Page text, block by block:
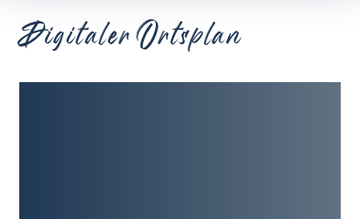
Digitaler Ortsplan